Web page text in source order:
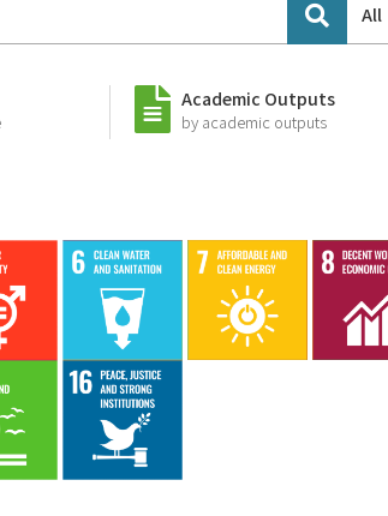
All
Academic Outputs
by academic outputs